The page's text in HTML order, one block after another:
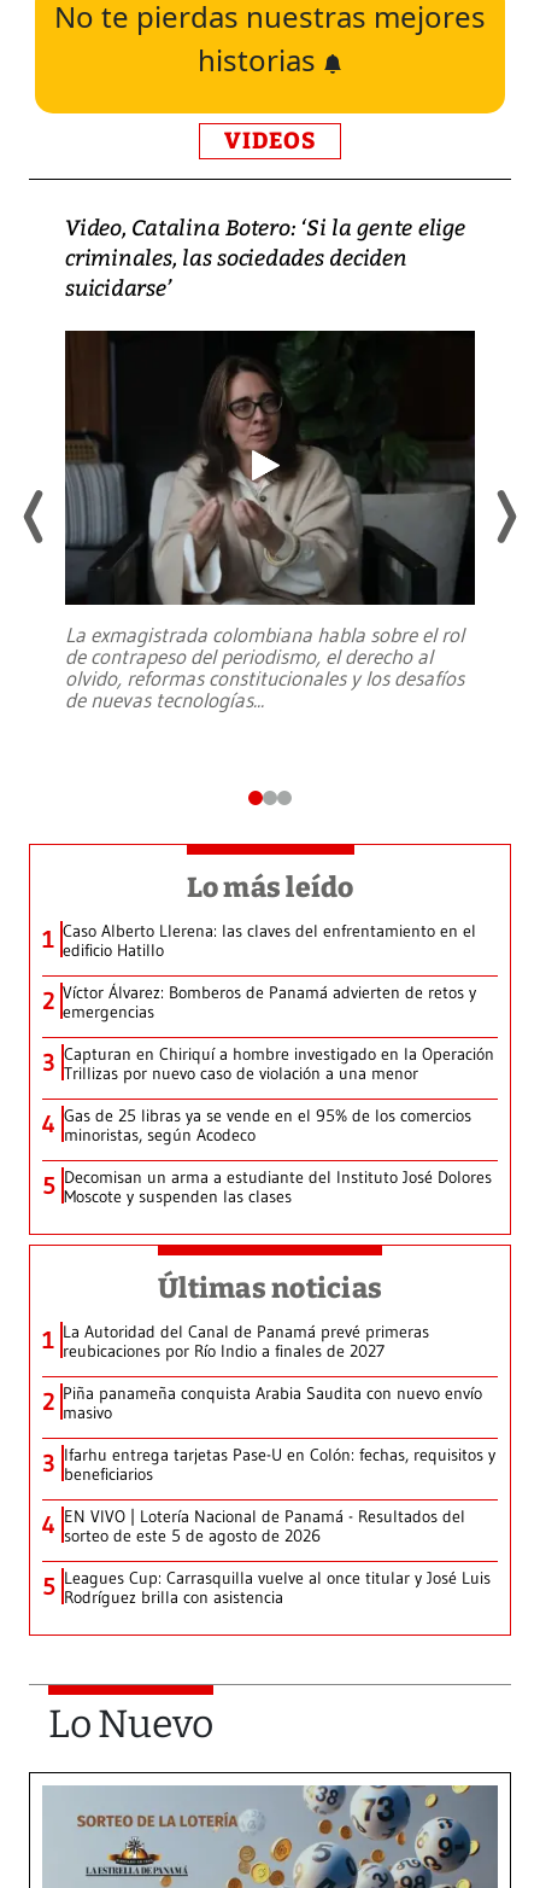
No te pierdas nuestras mejores
historias
VIDEOS
Video, Catalina Botero: ‘Si la gente elige
criminales, las sociedades deciden
suicidarse’
La exmagistrada colombiana habla sobre el rol
de contrapeso del periodismo, el derecho al
olvido, reformas constitucionales y los desafíos
de nuevas tecnologías...
Lo más leído
1 Caso Alberto Llerena: las claves del enfrentamiento en el
edificio Hatillo
2 Víctor Álvarez: Bomberos de Panamá advierten de retos y
emergencias
3 Capturan en Chiriquí a hombre investigado en la Operación
Trillizas por nuevo caso de violación a una menor
4 Gas de 25 libras ya se vende en el 95% de los comercios
minoristas, según Acodeco
5 Decomisan un arma a estudiante del Instituto José Dolores
Moscote y suspenden las clases
Últimas noticias
1 La Autoridad del Canal de Panamá prevé primeras
reubicaciones por Río Indio a finales de 2027
2 Piña panameña conquista Arabia Saudita con nuevo envío
masivo
3 Ifarhu entrega tarjetas Pase-U en Colón: fechas, requisitos y
beneficiarios
4 EN VIVO | Lotería Nacional de Panamá - Resultados del
sorteo de este 5 de agosto de 2026
5 Leagues Cup: Carrasquilla vuelve al once titular y José Luis
Rodríguez brilla con asistencia
Lo Nuevo